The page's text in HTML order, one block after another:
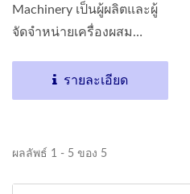
Machinery เป็นผู้ผลิตและผู้
จัดจำหน่ายเครื่องผสม
รายละเอียด
ผลลัพธ์ 1 - 5 ของ 5